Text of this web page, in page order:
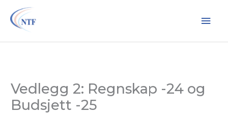
rett
innholdet
Vedlegg 2: Regnskap -24 og
Budsjett -25